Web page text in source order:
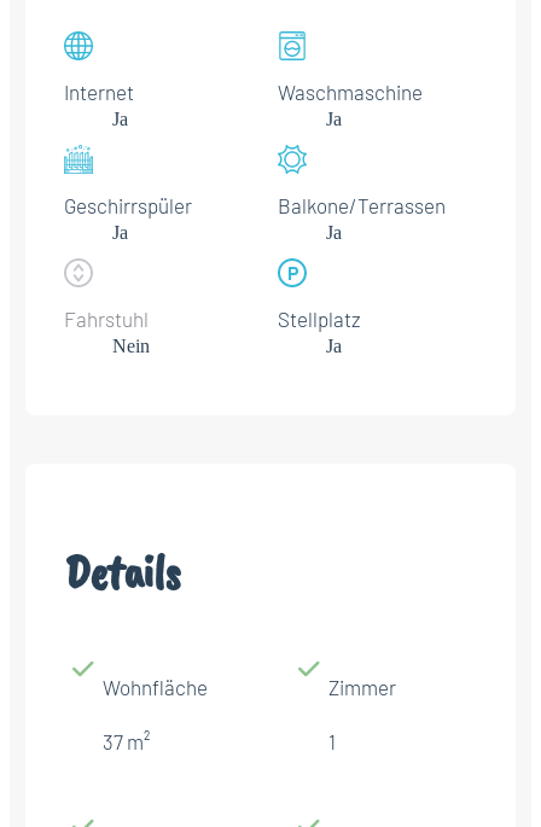
Internet
Ja
Waschmaschine
Ja
Geschirrspüler
Ja
Balkone/Terrassen
Ja
Fahrstuhl
Nein
Stellplatz
Ja
Details
Wohnfläche
37 m²
Zimmer
1